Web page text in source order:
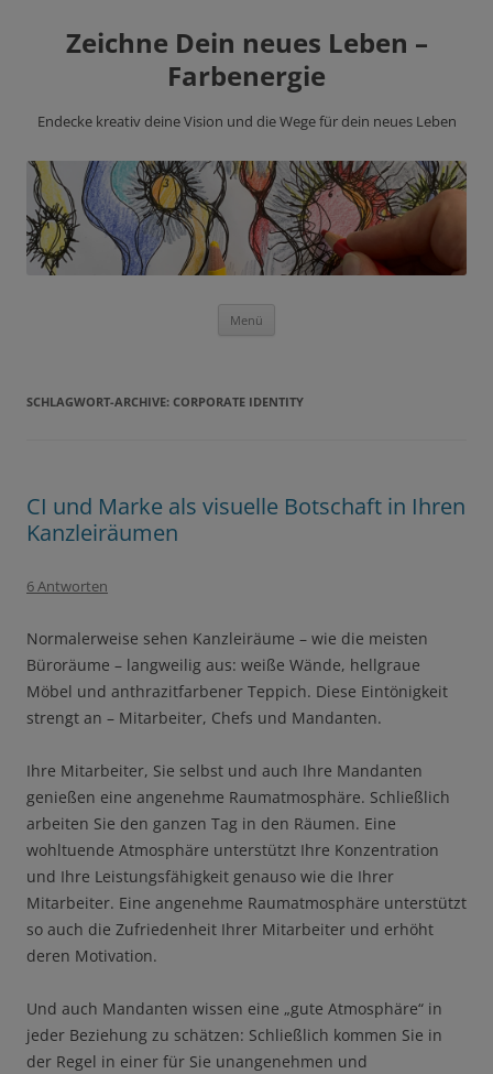
Zeichne Dein neues Leben –
Farbenergie
Endecke kreativ deine Vision und die Wege für dein neues Leben
Menü
SCHLAGWORT-ARCHIVE: CORPORATE IDENTITY
CI und Marke als visuelle Botschaft in Ihren
Kanzleiräumen
6 Antworten
Normalerweise sehen Kanzleiräume – wie die meisten
Büroräume – langweilig aus: weiße Wände, hellgraue
Möbel und anthrazitfarbener Teppich. Diese Eintönigkeit
strengt an – Mitarbeiter, Chefs und Mandanten.
Ihre Mitarbeiter, Sie selbst und auch Ihre Mandanten
genießen eine angenehme Raumatmosphäre. Schließlich
arbeiten Sie den ganzen Tag in den Räumen. Eine
wohltuende Atmosphäre unterstützt Ihre Konzentration
und Ihre Leistungsfähigkeit genauso wie die Ihrer
Mitarbeiter. Eine angenehme Raumatmosphäre unterstützt
so auch die Zufriedenheit Ihrer Mitarbeiter und erhöht
deren Motivation.
Und auch Mandanten wissen eine „gute Atmosphäre“ in
jeder Beziehung zu schätzen: Schließlich kommen Sie in
der Regel in einer für Sie unangenehmen und